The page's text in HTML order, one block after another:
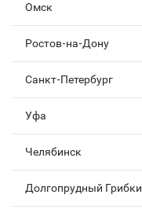
Омск
Ростов-на-Дону
Санкт-Петербург
Уфа
Челябинск
Долгопрудный Грибки